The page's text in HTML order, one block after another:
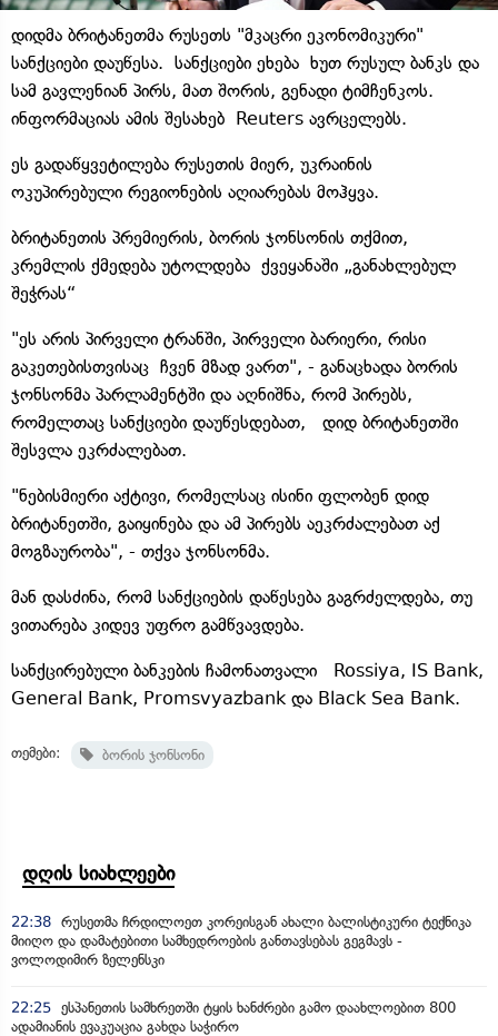
დიდმა ბრიტანეთმა რუსეთს "მკაცრი ეკონომიკური"
სანქციები დაუწესა. სანქციები ეხება ხუთ რუსულ ბანკს და
სამ გავლენიან პირს, მათ შორის, გენადი ტიმჩენკოს.
ინფორმაციას ამის შესახებ Reuters ავრცელებს.
ეს გადაწყვეტილება რუსეთის მიერ, უკრაინის
ოკუპირებული რეგიონების აღიარებას მოჰყვა.
ბრიტანეთის პრემიერის, ბორის ჯონსონის თქმით,
კრემლის ქმედება უტოლდება ქვეყანაში „განახლებულ
შეჭრას“
"ეს არის პირველი ტრანში, პირველი ბარიერი, რისი
გაკეთებისთვისაც ჩვენ მზად ვართ", - განაცხადა ბორის
ჯონსონმა პარლამენტში და აღნიშნა, რომ პირებს,
რომელთაც სანქციები დაუწესდებათ, დიდ ბრიტანეთში
შესვლა ეკრძალებათ.
"ნებისმიერი აქტივი, რომელსაც ისინი ფლობენ დიდ
ბრიტანეთში, გაიყინება და ამ პირებს აეკრძალებათ აქ
მოგზაურობა", - თქვა ჯონსონმა.
მან დასძინა, რომ სანქციების დაწესება გაგრძელდება, თუ
ვითარება კიდევ უფრო გამწვავდება.
სანქცირებული ბანკების ჩამონათვალი Rossiya, IS Bank,
General Bank, Promsvyazbank და Black Sea Bank.
თემები: ბორის ჯონსონი
დღის სიახლეები
22:38 რუსეთმა ჩრდილოეთ კორეისგან ახალი ბალისტიკური ტექნიკა
მიიღო და დამატებითი სამხედროების განთავსებას გეგმავს -
ვოლოდიმირ ზელენსკი
22:25 ესპანეთის სამხრეთში ტყის ხანძრები გამო დაახლოებით 800
ადამიანის ევაკუაცია გახდა საჭირო